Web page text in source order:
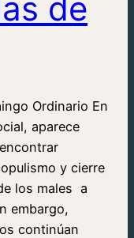
de
Ordinario En
aparece
y cierre
los males a
embargo,
continúan